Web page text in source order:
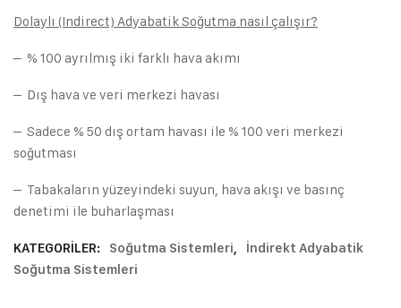
Dolaylı (Indirect) Adyabatik Soğutma nasıl çalışır?
– % 100 ayrılmış iki farklı hava akımı
– Dış hava ve veri merkezi havası
– Sadece % 50 dış ortam havası ile % 100 veri merkezi
soğutması
– Tabakaların yüzeyindeki suyun, hava akışı ve basınç
denetimi ile buharlaşması
KATEGORILER: Soğutma Sistemleri,
İndirekt Adyabatik
Soğutma Sistemleri